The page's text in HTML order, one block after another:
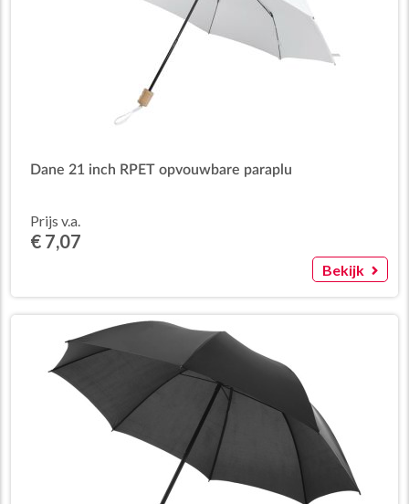
Dane 21 inch RPET opvouwbare paraplu
Prijs v.a.
€ 7,07
Bekijk